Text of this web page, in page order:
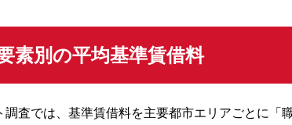
素別の平均基準賃借料
調査では、基準賃借料を主要都市エリアごとに「